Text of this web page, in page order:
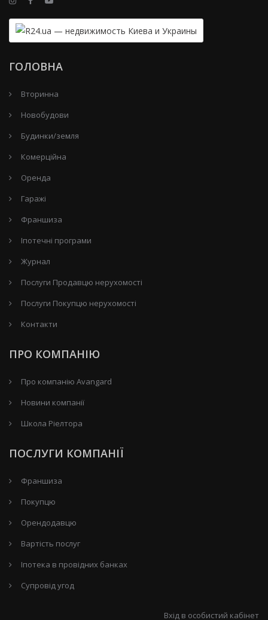
ГОЛОВНА
Вторинна
Новобудови
Будинки/земля
Комерційна
Оренда
Гаражі
Франшиза
Іпотечні програми
Журнал
Послуги Продавцю нерухомості
Послуги Покупцю нерухомості
Контакти
ПРО КОМПАНІЮ
Про компанію Avangard
Новини компанії
Школа Ріелтора
ПОСЛУГИ КОМПАНІЇ
Франшиза
Покупцю
Орендодавцю
Вартість послуг
Іпотека в провідних банках
Супровід угод
Вхід в особистий кабінет